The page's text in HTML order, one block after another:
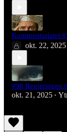
Kommentariatet
okt. 22, 2025
#98 Regjeringen
okt. 21, 2025 •